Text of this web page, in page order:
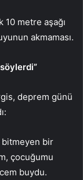
metre aşağı
akmaması.
deprem günü
bitmeyen bir
çocuğumu
buydu.